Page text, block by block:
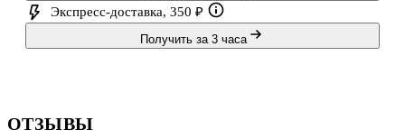
Экспресс-доставка, 350 ₽
Получить за 3 часа
ОТЗЫВЫ